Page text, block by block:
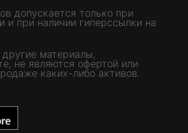
допускается только при
и при наличии гиперссылки на
материалы,
не являются офертой или
каких-либо активов.